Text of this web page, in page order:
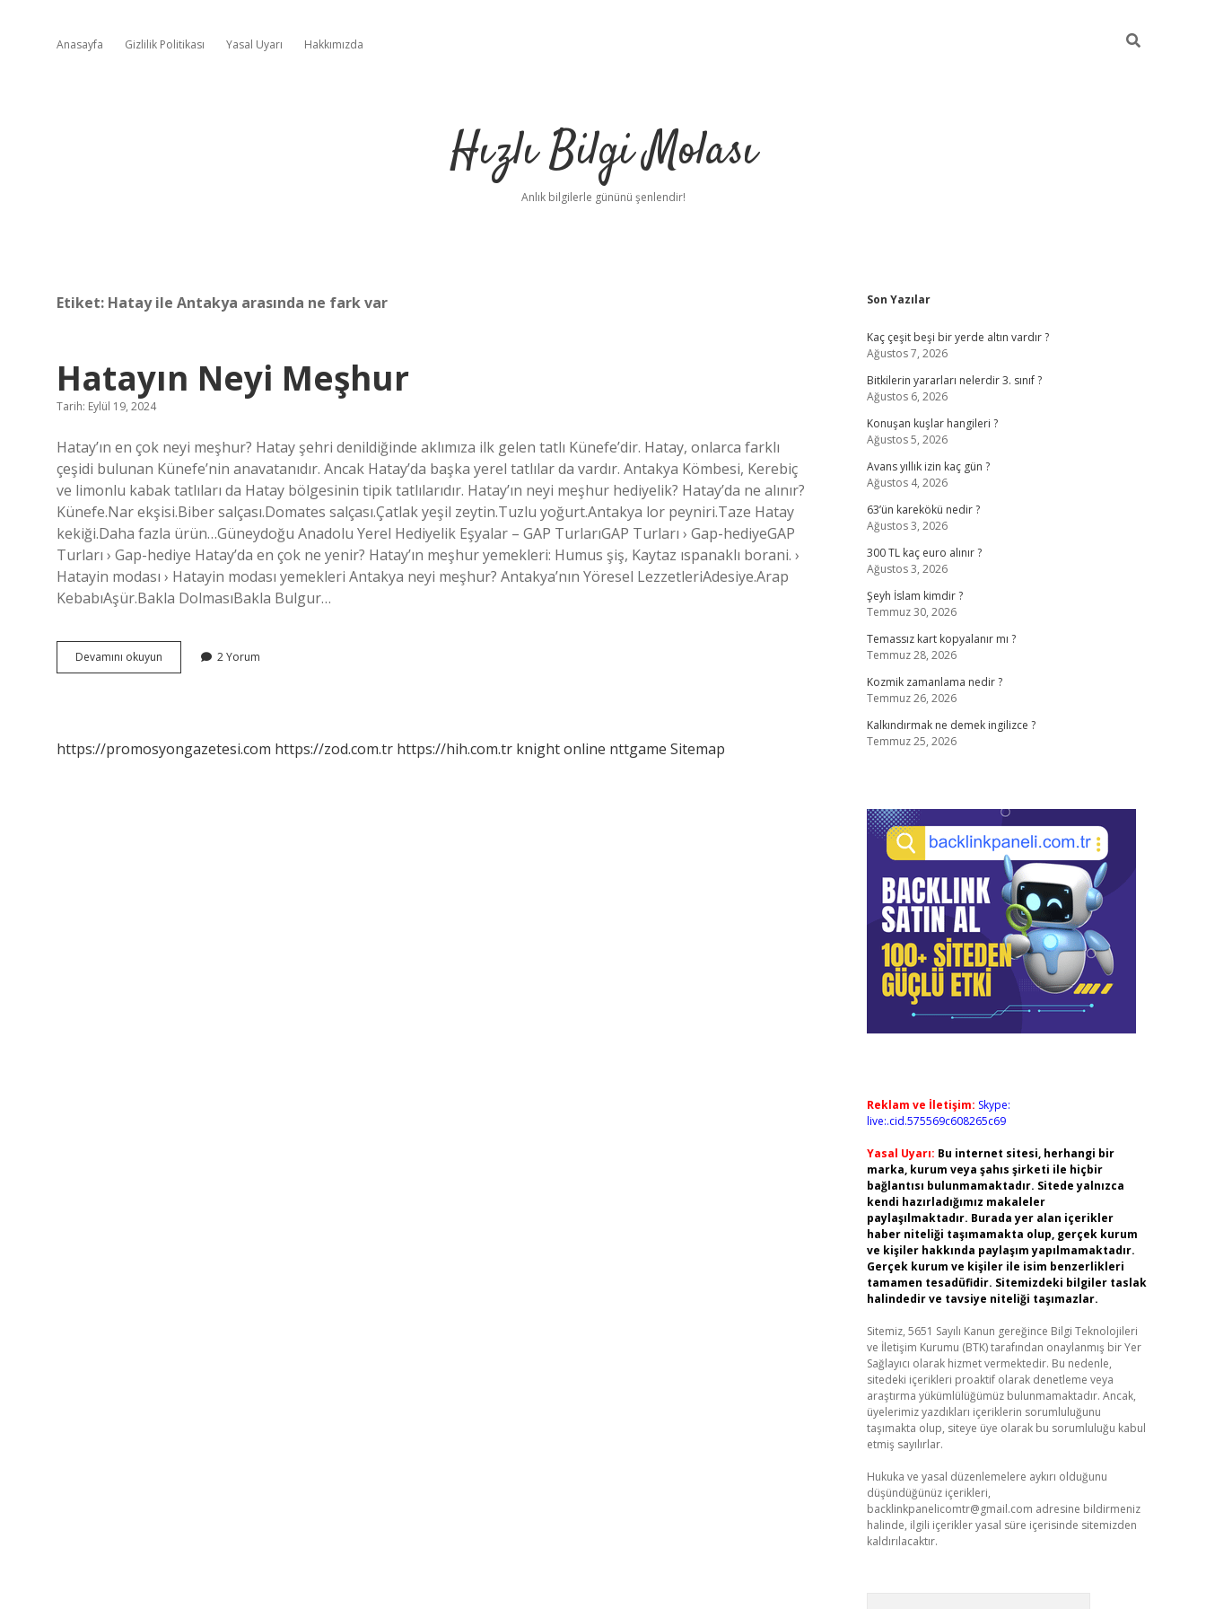
Anasayfa Gizlilik Politikası Yasal Uyarı Hakkımızda
Hızlı Bilgi Molası
Anlık bilgilerle gününü şenlendir!
Etiket: Hatay ile Antakya arasında ne fark var
Hatayın Neyi Meşhur
Tarih: Eylül 19, 2024
Hatay’ın en çok neyi meşhur? Hatay şehri denildiğinde aklımıza ilk gelen tatlı Künefe’dir. Hatay, onlarca farklı
çeşidi bulunan Künefe’nin anavatanıdır. Ancak Hatay’da başka yerel tatlılar da vardır. Antakya Kömbesi, Kerebiç
ve limonlu kabak tatlıları da Hatay bölgesinin tipik tatlılarıdır. Hatay’ın neyi meşhur hediyelik? Hatay’da ne alınır?
Künefe.Nar ekşisi.Biber salçası.Domates salçası.Çatlak yeşil zeytin.Tuzlu yoğurt.Antakya lor peyniri.Taze Hatay
kekiği.Daha fazla ürün…Güneydoğu Anadolu Yerel Hediyelik Eşyalar – GAP TurlarıGAP Turları › Gap-hediyeGAP
Turları › Gap-hediye Hatay’da en çok ne yenir? Hatay’ın meşhur yemekleri: Humus şiş, Kaytaz ıspanaklı borani. ›
Hatayin modası › Hatayin modası yemekleri Antakya neyi meşhur? Antakya’nın Yöresel LezzetleriAdesiye.Arap
KebabıAşür.Bakla DolmasıBakla Bulgur…
Devamını okuyun
Neyi
2 Yorum
https://promosyongazetesi.com https://zod.com.tr https://hih.com.tr knight online nttgame Sitemap
Sidebar
Son Yazılar
Kaç çeşit beşi bir yerde altın vardır ?
Ağustos 7, 2026
Bitkilerin yararları nelerdir 3. sınıf ?
Ağustos 6, 2026
Konuşan kuşlar hangileri ?
Ağustos 5, 2026
Avans yıllık izin kaç gün ?
Ağustos 4, 2026
63’ün karekökü nedir ?
Ağustos 3, 2026
300 TL kaç euro alınır ?
Ağustos 3, 2026
Şeyh İslam kimdir ?
Temmuz 30, 2026
Temassız kart kopyalanır mı ?
Temmuz 28, 2026
Kozmik zamanlama nedir ?
Temmuz 26, 2026
Kalkındırmak ne demek ingilizce ?
Temmuz 25, 2026
Reklam ve İletişim: Skype:
live:.cid.575569c608265c69
Yasal Uyarı: Bu internet sitesi, herhangi bir
marka, kurum veya şahıs şirketi ile hiçbir
bağlantısı bulunmamaktadır. Sitede yalnızca
kendi hazırladığımız makaleler
paylaşılmaktadır. Burada yer alan içerikler
haber niteliği taşımamakta olup, gerçek kurum
ve kişiler hakkında paylaşım yapılmamaktadır.
Gerçek kurum ve kişiler ile isim benzerlikleri
tamamen tesadüfidir. Sitemizdeki bilgiler taslak
halindedir ve tavsiye niteliği taşımazlar.
Sitemiz, 5651 Sayılı Kanun gereğince Bilgi Teknolojileri
ve İletişim Kurumu (BTK) tarafından onaylanmış bir Yer
Sağlayıcı olarak hizmet vermektedir. Bu nedenle,
sitedeki içerikleri proaktif olarak denetleme veya
araştırma yükümlülüğümüz bulunmamaktadır. Ancak,
üyelerimiz yazdıkları içeriklerin sorumluluğunu
taşımakta olup, siteye üye olarak bu sorumluluğu kabul
etmiş sayılırlar.
Hukuka ve yasal düzenlemelere aykırı olduğunu
düşündüğünüz içerikleri,
backlinkpanelicomtr@gmail.com adresine bildirmeniz
halinde, ilgili içerikler yasal süre içerisinde sitemizden
kaldırılacaktır.